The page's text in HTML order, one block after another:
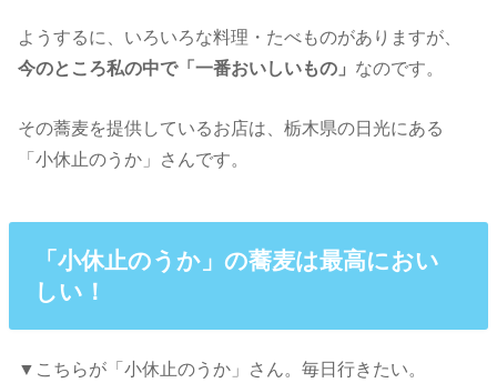
ようするに、いろいろな料理・たべものがありますが、
今のところ私の中で「一番おいしいもの」 なのです。
その蕎麦を提供しているお店は、栃木県の日光にある
「小休止のうか」さんです。
「小休止のうか」の蕎麦は最高におい
しい！
▼こちらが「小休止のうか」さん。毎日行きたい。